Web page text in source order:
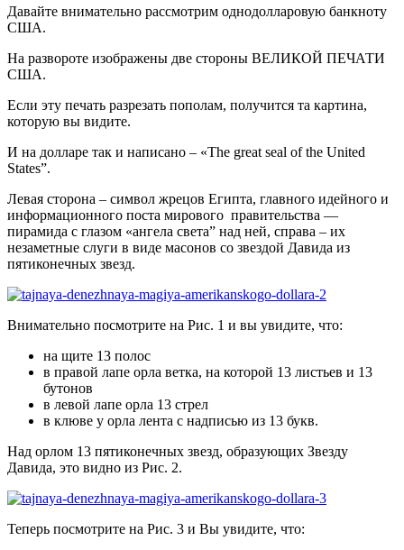
Давайте внимательно рассмотрим однодолларовую банкноту
США.
На развороте изображены две стороны ВЕЛИКОЙ ПЕЧАТИ
США.
Если эту печать разрезать пополам, получится та картина,
которую вы видите.
И на долларе так и написано – «The great seal of the United
States”.
Левая сторона – символ жрецов Египта, главного идейного и
информационного поста мирового правительства —
пирамида с глазом «ангела света” над ней, справа – их
незаметные слуги в виде масонов со звездой Давида из
пятиконечных звезд.
Внимательно посмотрите на Рис. 1 и вы увидите, что:
на щите 13 полос
в правой лапе орла ветка, на которой 13 листьев и 13
бутонов
в левой лапе орла 13 стрел
в клюве у орла лента с надписью из 13 букв.
Над орлом 13 пятиконечных звезд, образующих Звезду
Давида, это видно из Рис. 2.
Теперь посмотрите на Рис. 3 и Вы увидите, что: